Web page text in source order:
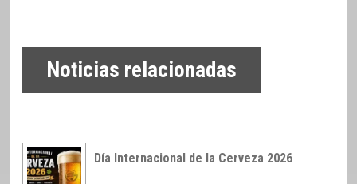
Noticias relacionadas
Día Internacional de la Cerveza 2026